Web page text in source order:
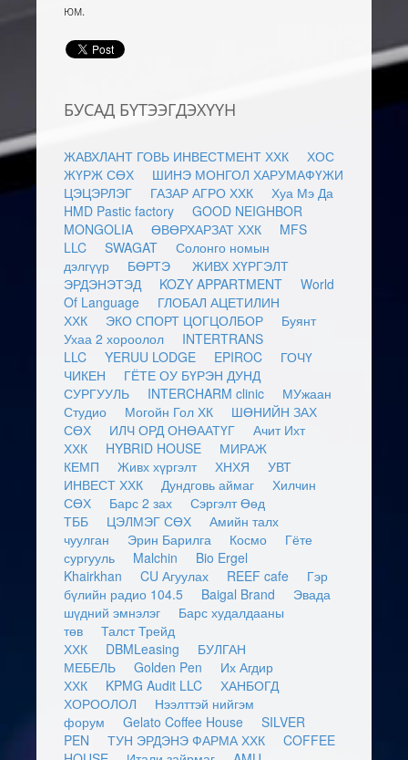
юм.
БУСАД БҮТЭЭГДЭХҮҮН
ЖАВХЛАНТ ГОВЬ ИНВЕСТМЕНТ ХХК
ХОС
ЖҮРЖ СӨХ
ШИНЭ МОНГОЛ ХАРУМАФҮЖИ
ЦЭЦЭРЛЭГ
ГАЗАР АГРО ХХК
Хуа Мэ Да
HMD Pastic factory
GOOD NEIGHBOR
MONGOLIA
ӨВӨРХАРЗАТ ХХК
MFS
LLC
SWAGAT
Солонго номын
дэлгүүр
БӨРТЭ
ЖИВХ ХҮРГЭЛТ
ЭРДЭНЭТЭД
KOZY APPARTMENT
World
Of Language
ГЛОБАЛ АЦЕТИЛИН
ХХК
ЭКО СПОРТ ЦОГЦОЛБОР
Буянт
Ухаа 2 хороолол
INTERTRANS
LLC
YERUU LODGE EPIROC
ГОЧҮ
ЧИКЕН
ГЁТЕ ОУ БҮРЭН ДУНД
СУРГУУЛЬ
INTERCHARM clinic
МУжаан
Студио
Могойн Гол ХК
ШӨНИЙН ЗАХ
СӨХ
ИЛЧ ОРД ОНӨААТҮГ
Ачит Ихт
ХХК
HYBRID HOUSE
МИРАЖ
КЕМП
Живх хүргэлт ХНХЯ
УВТ
ИНВЕСТ ХХК
Дундговь аймаг
Хилчин
СӨХ
Барс 2 зах
Сэргэлт Өөд
ТББ
ЦЭЛМЭГ СӨХ
Амийн талх
чуулган
Эрин Барилга Космо
Гёте
сургууль
Malchin
Bio Ergel
Khairkhan
CU Агуулах REEF cafe
Гэр
бүлийн радио 104.5
Baigal Brand
Эвада
шүдний эмнэлэг
Барс худалдааны
төв
Талст Трейд
ХХК
DBMLeasing
БУЛГАН
МЕБЕЛЬ
Golden Pen
Их Агдир
ХХК
KPMG Audit LLC
ХАНБОГД
ХОРООЛОЛ
Нээлттэй нийгэм
форум
Gelato Coffee House
SILVER
PEN
ТУН ЭРДЭНЭ ФАРМА ХХК
COFFEE